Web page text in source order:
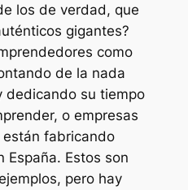
los de verdad, que
gigantes?
como
de la nada
dedicando su tiempo
o empresas
están fabricando
España. Estos son
pero hay